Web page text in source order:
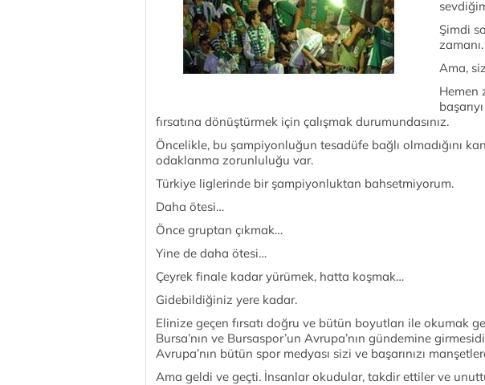
Şimdi
Ama,
Hemen
fırsatına dönüştürmek için çalışmak durumundasınız.
Öncelikle, bu şampiyonluğun tesadüfe bağlı olmadığını
odaklanma zorunluluğu var.
Türkiye liglerinde bir şampiyonluktan bahsetmiyorum.
Daha ötesi…
Önce gruptan çıkmak…
Yine de daha ötesi…
Çeyrek finale kadar yürümek, hatta koşmak…
Gidebildiğiniz yere kadar.
Elinize geçen fırsatı doğru ve bütün boyutları ile okumak
Bursa’nın ve Bursaspor’un Avrupa’nın gündemine
Avrupa’nın bütün spor medyası sizi ve başarınızı
Ama geldi ve geçti. İnsanlar okudular, takdir ettiler ve